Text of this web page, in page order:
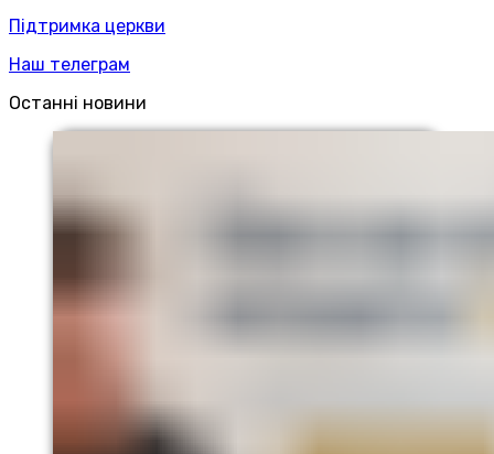
Підтримка церкви
Наш телеграм
Останні новини